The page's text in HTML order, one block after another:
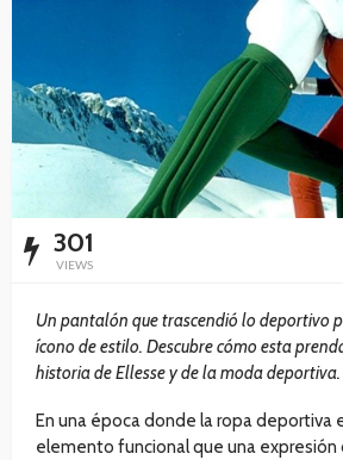
301
VIEWS
Un pantalón que trascendió lo deportivo
ícono de estilo. Descubre cómo esta
historia de Ellesse y de la moda deportiva.
En una época donde la ropa deportiva
elemento funcional que una expresión